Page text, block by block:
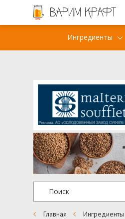
Ингредиенты
Главная Ингредиенты